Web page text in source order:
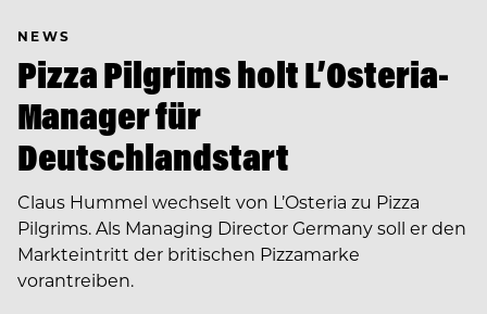
NEWS
Pizza Pilgrims holt L’Osteria-
Manager für
Deutschlandstart
Claus Hummel wechselt von L’Osteria zu Pizza
Pilgrims. Als Managing Director Germany soll er den
Markteintritt der britischen Pizzamarke
vorantreiben.